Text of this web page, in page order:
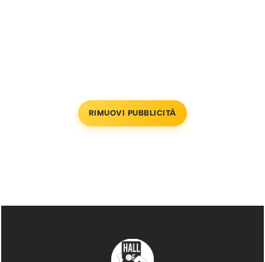
RIMUOVI PUBBLICITÀ